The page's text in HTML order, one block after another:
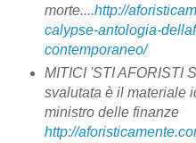
morte....http://
calypse-antologia-
contemporaneo/
MITICI 'STI AFORISTI
svalutata è il materiale
ministro delle finanze
http://